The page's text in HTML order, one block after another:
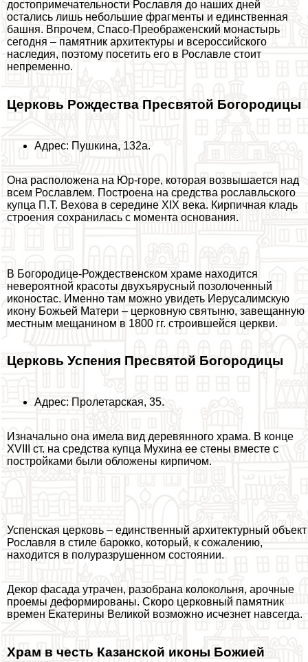
достопримечательности Рославля до наших дней
остались лишь небольшие фрагменты и единственная
башня. Впрочем, Спасо-Преображенский монастырь
сегодня – памятник архитектуры и всероссийского
наследия, поэтому посетить его в Рославле стоит
непременно.
Церковь Рождества Пресвятой Богородицы
Адрес: Пушкина, 132а.
Она расположена на Юр-горе, которая возвышается над
всем Рославлем. Построена на средства рославльского
купца П.Т. Вехова в середине XIX века. Кирпичная кладь
строения сохранилась с момента основания.
В Богородице-Рождественском храме находится
невероятной красоты двухъярусный позолоченный
иконостас. Именно там можно увидеть Иерусалимскую
икону Божьей Матери – церковную святыню, завещанную
местным мещанином в 1800 гг. строившейся церкви.
Церковь Успения Пресвятой Богородицы
Адрес: Пролетарская, 35.
Изначально она имела вид деревянного храма. В конце
XVIII ст. на средства купца Мухина ее стены вместе с
постройками были обложены кирпичом.
Успенская церковь – единственный архитектурный объект
Рославля в стиле барокко, который, к сожалению,
находится в полуразрушенном состоянии.
Декор фасада утрачен, разобрана колокольня, арочные
проемы деформированы. Скоро церковный памятник
времен Екатерины Великой возможно исчезнет навсегда.
Храм в честь Казанской иконы Божией